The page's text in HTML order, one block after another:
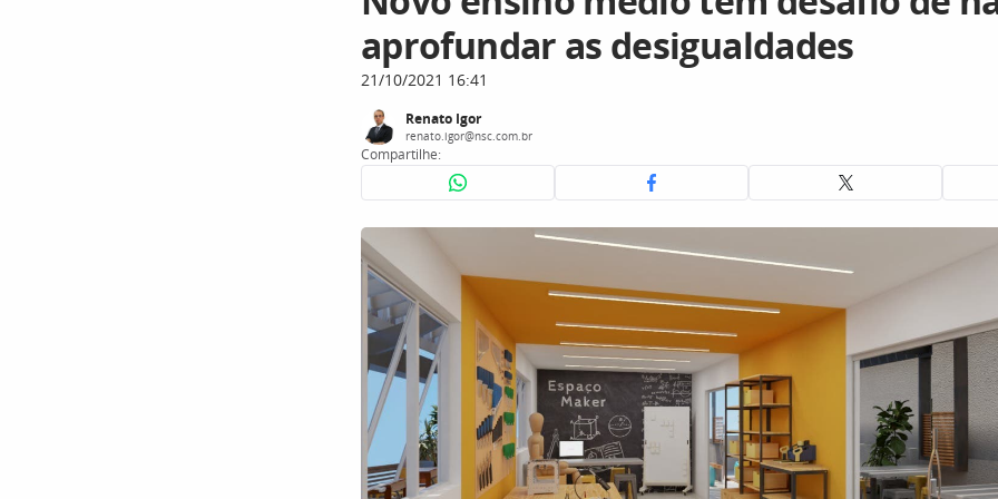
aprofundar as desigualdades
21/10/2021 16:41
Renato Igor
renato.igor@nsc.com.br
Compartilhe: